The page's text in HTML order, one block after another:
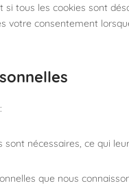
tous les cookies sont
votre consentement
nécessaires, ce qui
que nous